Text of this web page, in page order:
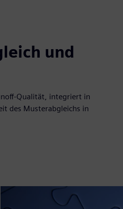
und
Qualität, integriert in
des Musterabgleichs in